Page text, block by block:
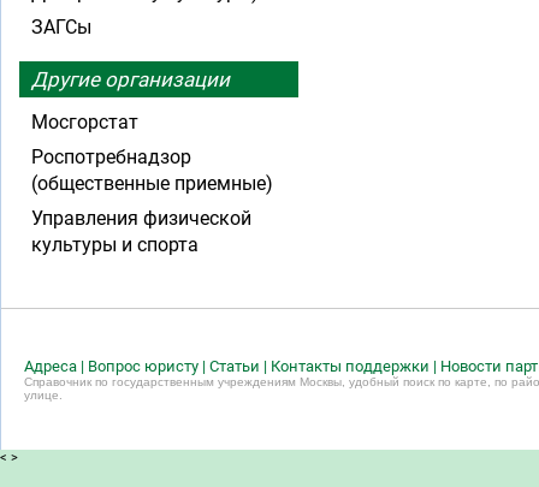
ЗАГСы
Другие организации
Мосгорстат
Роспотребнадзор
(общественные приемные)
Управления физической
культуры и спорта
Адреса | Вопрос юристу | Статьи | Контакты поддержки | Новости
Справочник по государственным учреждениям Москвы, удобный поиск по карте, по
улице.
< >